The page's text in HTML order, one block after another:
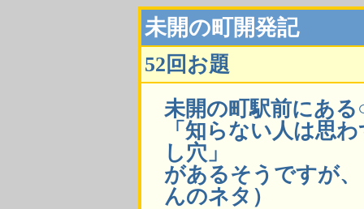
未開の町開発記
52回お題
未開の町駅前にあ
「知らない人は思
し穴」
があるそうですが
んのネタ）